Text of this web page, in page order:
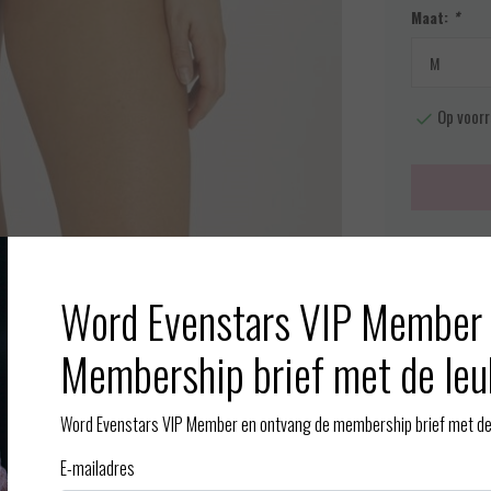
Maat: *
Op
Toevoegen
draagt de slip als een tweede huid en is het daarom ook erg
beenopening van de slip zorgen ervoor dat deze mooi in
ook ademend. Voor extra comfort tijdens het dragen is
Word Evenstars VIP
Membership brief met de
Word Evenstars VIP Member en ontvang de membership brief met
E-mailadres